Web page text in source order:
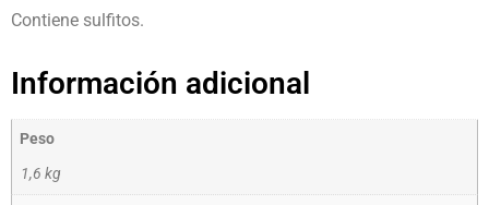
Contiene sulfitos.
Información adicional
Peso
1,6 kg